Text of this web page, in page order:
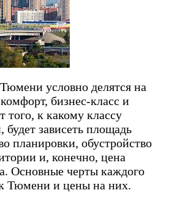
условно делятся на
бизнес-класс и
того, к какому классу
зависеть площадь
планировки, обустройство
и, конечно, цена
Основные черты каждого
Тюмени и цены на них.